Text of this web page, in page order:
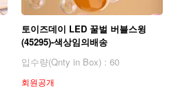
토이즈데이 LED 꿀벌 버블스윙
(45295)-색상임의배송
입수량(Qnty in Box) : 60
회원공개